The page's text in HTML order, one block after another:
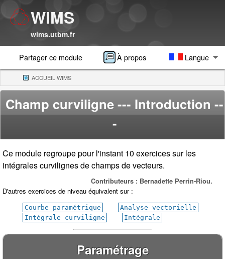
WIMS
wims.utbm.fr
Partager ce module À propos Langue
ACCUEIL WIMS(CURRENT)
Champ curviligne--- Introduction --
-
Ce module regroupe pour l'instant 10 exercices sur les
intégrales curvilignes de champs de vecteurs.
Contributeurs : Bernadette Perrin-Riou.
D'autres exercices de niveau équivalent sur :
Courbe paramétrique
Analyse vectorielle
Intégrale curviligne
Intégrale
Paramétrage